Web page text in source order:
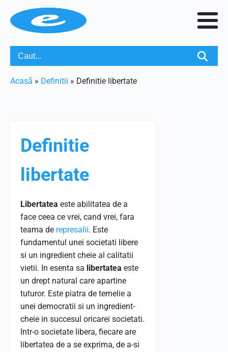
Acasã » Definitii » Definitie libertate
Definitie
libertate
Libertatea este abilitatea de a
face ceea ce vrei, cand vrei, fara
teama de represalii. Este
fundamentul unei societati libere
si un ingredient cheie al calitatii
vietii. In esenta sa libertatea este
un drept natural care apartine
tuturor. Este piatra de temelie a
unei democratii si un ingredient-
cheie in succesul oricarei societati.
Intr-o societate libera, fiecare are
libertatea de a se exprima, de a-si